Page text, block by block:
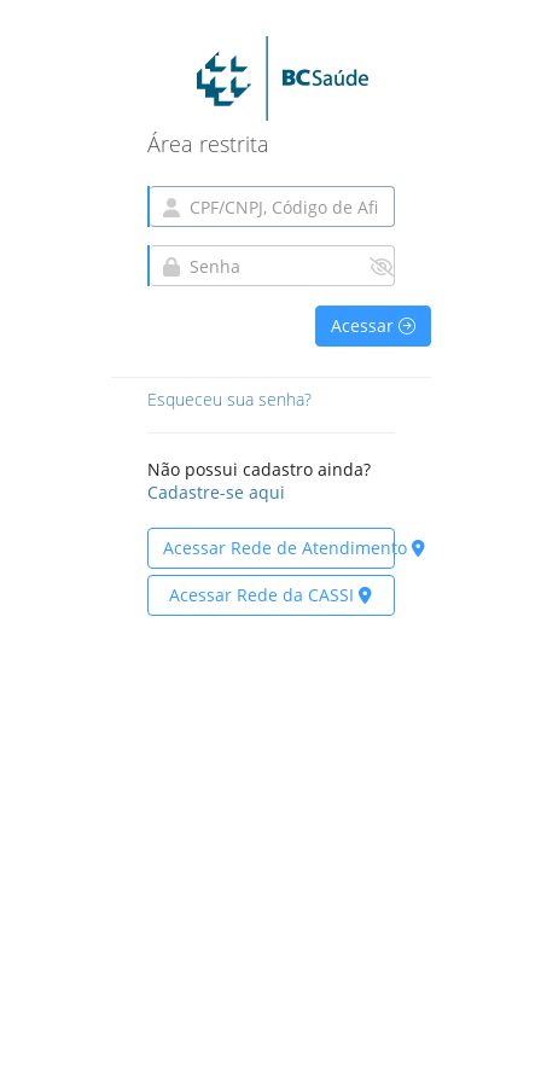
Área restrita
Acessar
Esqueceu sua senha?
Não possui cadastro ainda?
Cadastre-se aqui
Acessar Rede de Atendimento
Acessar Rede da CASSI